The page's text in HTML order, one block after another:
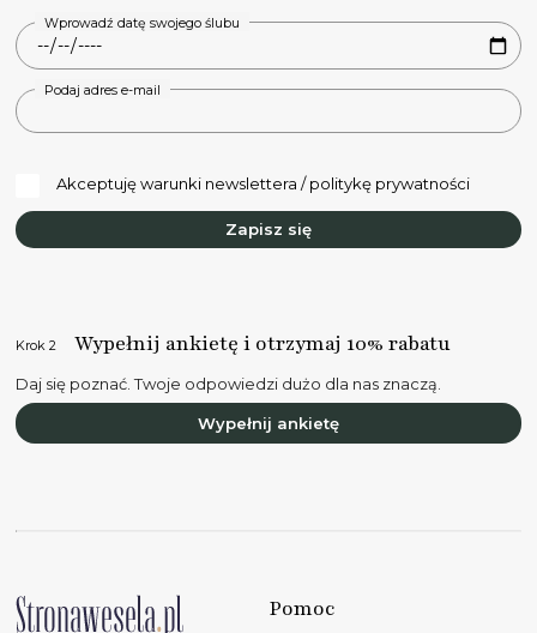
Wprowadź datę swojego ślubu
Podaj adres e-mail
Akceptuję warunki newslettera / politykę prywatności
Zapisz się
Krok 2 Wypełnij ankietę i otrzymaj 10% rabatu
Daj się poznać. Twoje odpowiedzi dużo dla nas znaczą.
Wypełnij ankietę
Pomoc